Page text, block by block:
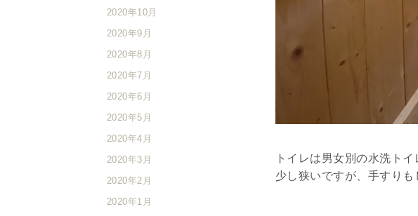
2020年10月
2020年9月
2020年8月
2020年7月
2020年6月
2020年5月
2020年4月
2020年3月
2020年2月
2020年1月
トイレは男女別の水洗トイ
少し狭いですが、手すりも